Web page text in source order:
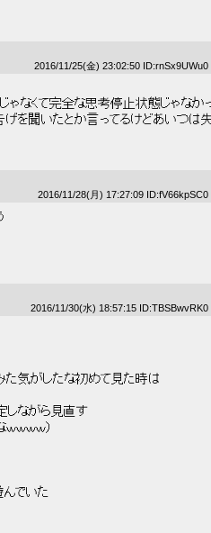
2016/11/25(金) 23:02:50 ID:rnSx9UWu0
ゃなくて完全な思考停止状態じゃなか
を聞いたとか言ってるけどあいつは
2016/11/28(月) 17:27:09 ID:fV66kpSC0
2016/11/30(水) 18:57:15 ID:TBSBwvRK0
気がしたな初めて見た時は
しながら見直す
ｗｗｗ）
でいた